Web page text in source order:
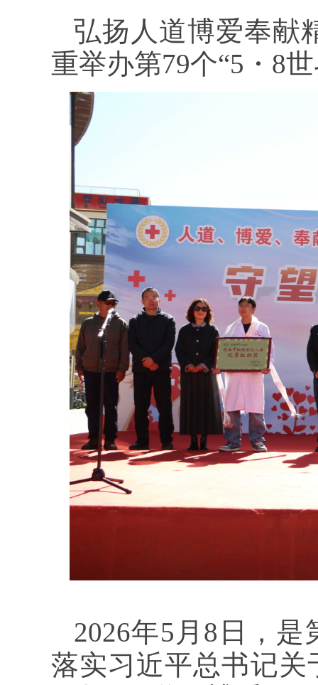
弘扬人道博爱奉
重举办第79个“5・8
2026年5月8日，
落实习近平总书记